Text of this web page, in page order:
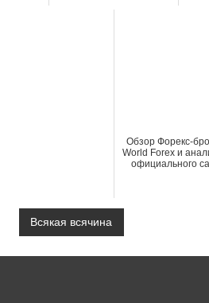
Обзор Форекс-
World Forex и
официального
Всякая всячина